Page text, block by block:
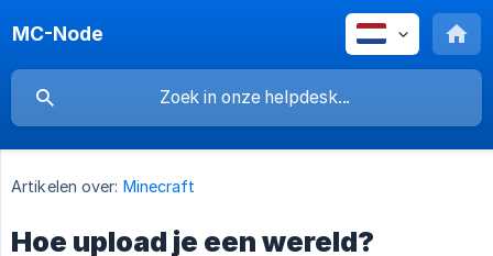
MC-Node
Artikelen over: Minecraft
Hoe upload je een wereld?